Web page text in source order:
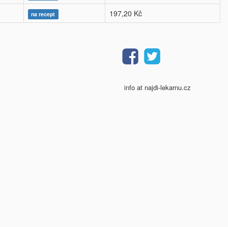
na recept 197,20 Kč
info at najdi-lekarnu.cz